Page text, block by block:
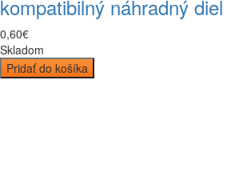
kompatibilný náhradný diel
0,60€
Skladom
Pridať do košíka